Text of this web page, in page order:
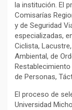
la institución. El
Comisarías
y de Seguridad
especializadas,
Ciclista,
Ambiental, de
de Personas,
El proceso de
Universidad